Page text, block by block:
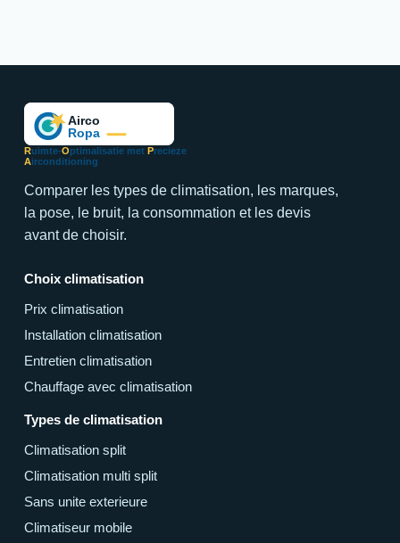
Ruimte-Optimalisatie met Precieze
Airconditioning
Comparer les types de climatisation, les marques,
la pose, le bruit, la consommation et les devis
avant de choisir.
Choix climatisation
Prix climatisation
Installation climatisation
Entretien climatisation
Chauffage avec climatisation
Types de climatisation
Climatisation split
Climatisation multi split
Sans unite exterieure
Climatiseur mobile